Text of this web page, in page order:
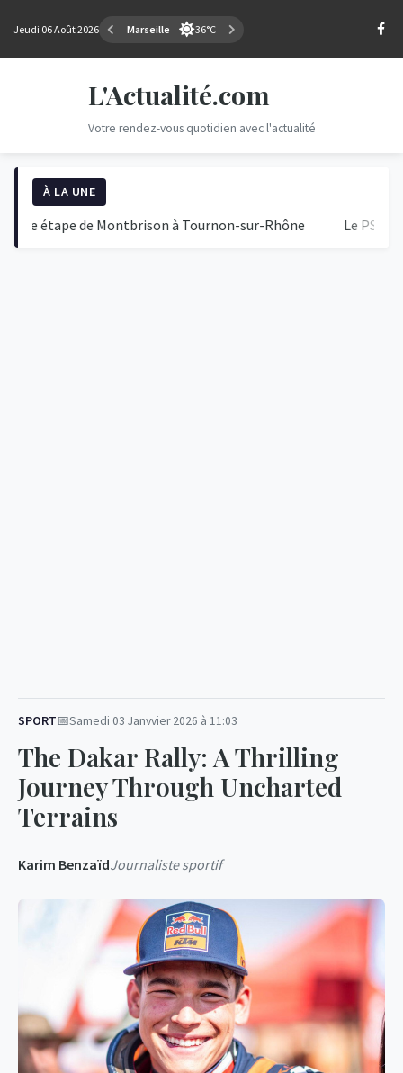
Jeudi 06 Août 2026 Marseille 36°C
L'Actualité.com
Votre rendez-vous quotidien avec l'actualité
À LA UNE
de Montbrison à Tournon-sur-Rhône Le PSG Chute
SPORT Samedi 03 Janvvier 2026 à 11:03
The Dakar Rally: A Thrilling
Journey Through Uncharted
Terrains
Karim BenzaïdJournaliste sportif